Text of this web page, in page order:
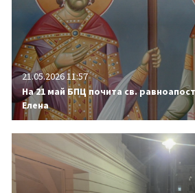
21.05.2026 11:57
На 21 май БПЦ почита св.
Елена